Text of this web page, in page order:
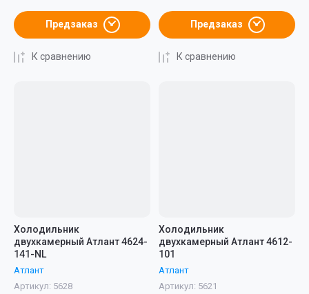
Предзаказ
К сравнению
Предзаказ
К сравнению
Холодильник
двухкамерный Атлант 4624-
141-NL
Атлант
Артикул: 5628
Холодильник
двухкамерный Атлант 4612-
101
Атлант
Артикул: 5621